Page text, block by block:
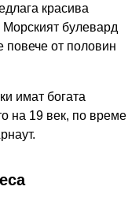
красива
Морският булевард
от половин
имат богата
на 19 век, по време